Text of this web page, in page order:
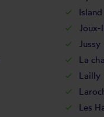
Island
Joux-
Jussy
La
Lailly
Les